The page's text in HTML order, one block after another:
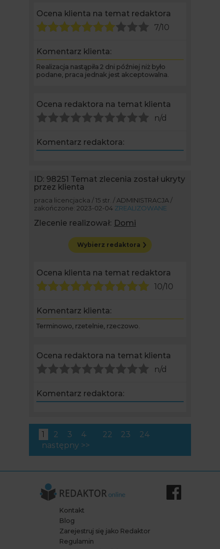
Ocena klienta na temat redaktora
7/10
Komentarz klienta:
Realizacja nastąpiła 2 dni później niż było
podane, praca jednak jest akceptowalna.
Ocena redaktora na temat klienta
n/d
Komentarz redaktora:
ID: 98251 Temat zlecenia został ukryty
przez klienta
praca licencjacka / 15 str. / ADMINISTRACJA /
zakończone: 2023-02-04 ZREALIZOWANE
Zlecenie realizował: Domi
Wybierz redaktora
Ocena klienta na temat redaktora
10/10
Komentarz klienta:
Terminowo, rzetelnie, rzeczowo.
Ocena redaktora na temat klienta
n/d
Komentarz redaktora:
1 2 3 4 22 23
24
następny >>
Kontakt
Blog
Zarejestruj się jako Redaktor
Regulamin